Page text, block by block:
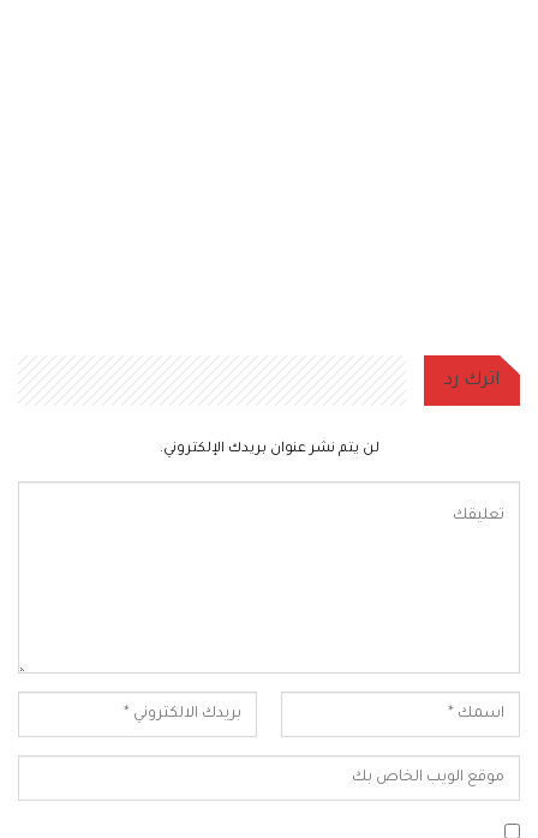
اترك رد
لن يتم نشر عنوان بريدك الإلكتروني.